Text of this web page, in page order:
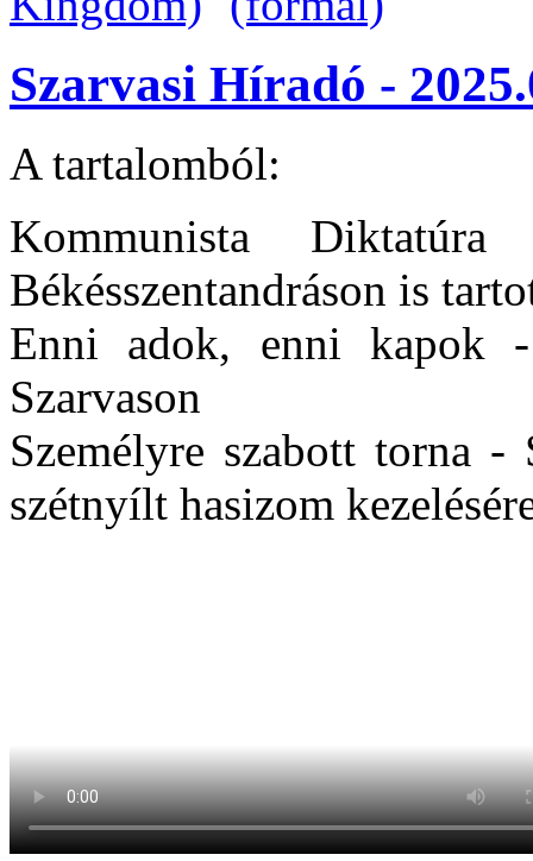
Szarvasi Híradó -
A tartalomból:
Kommunista
Békésszentandráson is
Enni adok, enni kapok
Szarvason
Személyre szabott torna -
szétnyílt hasizom